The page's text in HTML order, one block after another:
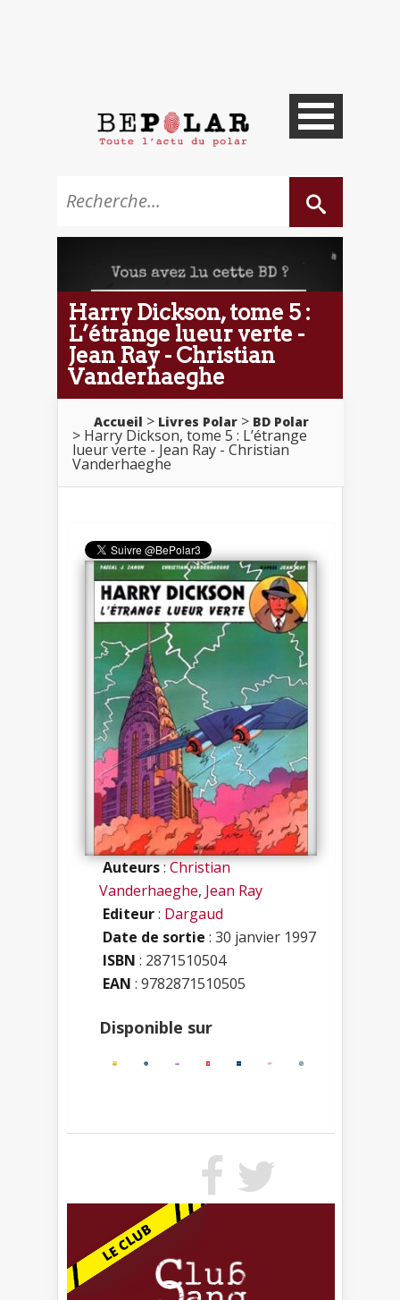
Harry Dickson, tome 5 :
L’étrange lueur verte -
Jean Ray - Christian
Vanderhaeghe
Accueil Livres Polar BD Polar
Harry Dickson, tome 5 : L’étrange
lueur verte - Jean Ray - Christian
Vanderhaeghe
Auteurs:Christian
Vanderhaeghe, Jean Ray
Editeur: Dargaud
Date de sortie : 30 janvier 1997
ISBN : 2871510504
EAN : 9782871510505
Disponible sur